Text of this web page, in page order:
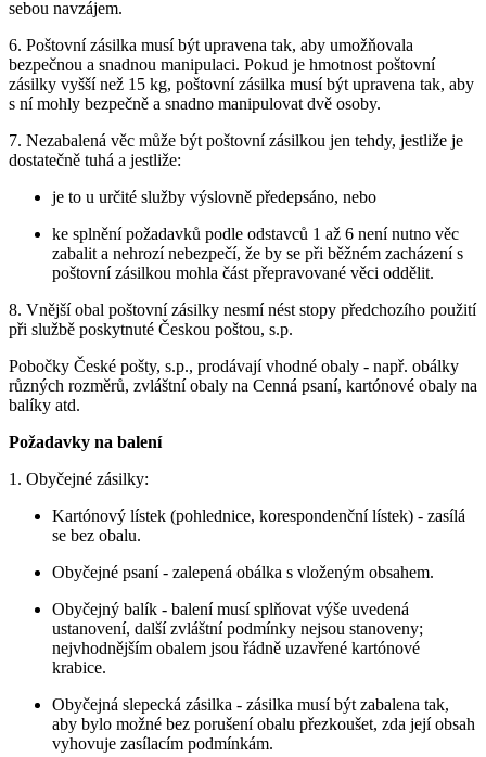
sebou navzájem.
6. Poštovní zásilka musí být upravena tak, aby umožňovala
bezpečnou a snadnou manipulaci. Pokud je hmotnost poštovní
zásilky vyšší než 15 kg, poštovní zásilka musí být upravena tak, aby
s ní mohly bezpečně a snadno manipulovat dvě osoby.
7. Nezabalená věc může být poštovní zásilkou jen tehdy, jestliže je
dostatečně tuhá a jestliže:
je to u určité služby výslovně předepsáno, nebo
ke splnění požadavků podle odstavců 1 až 6 není nutno věc
zabalit a nehrozí nebezpečí, že by se při běžném zacházení s
poštovní zásilkou mohla část přepravované věci oddělit.
8. Vnější obal poštovní zásilky nesmí nést stopy předchozího použití
při službě poskytnuté Českou poštou, s.p.
Pobočky České pošty, s.p., prodávají vhodné obaly - např. obálky
různých rozměrů, zvláštní obaly na Cenná psaní, kartónové obaly na
balíky atd.
Požadavky na balení
1. Obyčejné zásilky:
Kartónový lístek (pohlednice, korespondenční lístek) - zasílá
se bez obalu.
Obyčejné psaní - zalepená obálka s vloženým obsahem.
Obyčejný balík - balení musí splňovat výše uvedená
ustanovení, další zvláštní podmínky nejsou stanoveny;
nejvhodnějším obalem jsou řádně uzavřené kartónové
krabice.
Obyčejná slepecká zásilka - zásilka musí být zabalena tak,
aby bylo možné bez porušení obalu přezkoušet, zda její obsah
vyhovuje zasílacím podmínkám.